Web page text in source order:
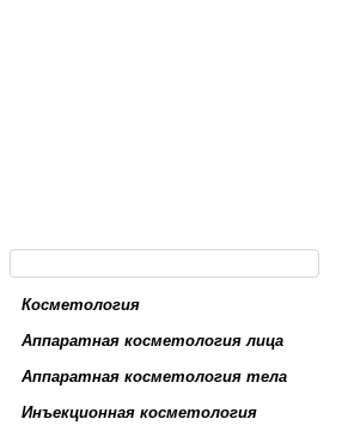
Косметология
Аппаратная косметология лица
Аппаратная косметология тела
Инъекционная косметология